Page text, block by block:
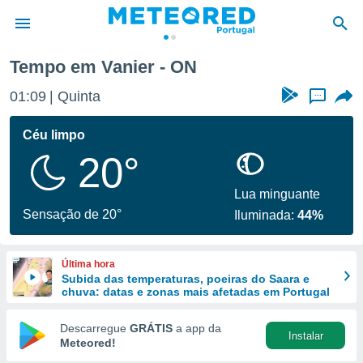
da
foi
fornecidas
a este
das
e
forma
digital
Tempo em Vanier - ON
01:09 Quinta ...
Céu limpo
20°
Sensação de 20°
Lua minguante
Iluminada:44%
Última hora
Subida das temperaturas, poeiras do Saara e
chuva: datas e zonas mais afetadas em Portugal
Descarregue GRÁTIS a app da
Meteored!
Instalar